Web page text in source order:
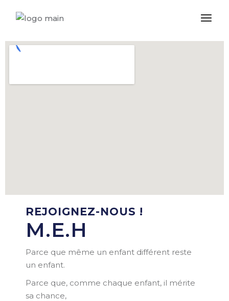
REJOIGNEZ-NOUS !
M.E.H
Parce que même un enfant différent reste
un enfant.
Parce que, comme chaque enfant, il mérite
sa chance,